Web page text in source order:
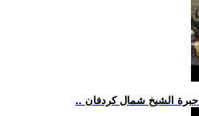
جبرة الشيخ شمال كردفان